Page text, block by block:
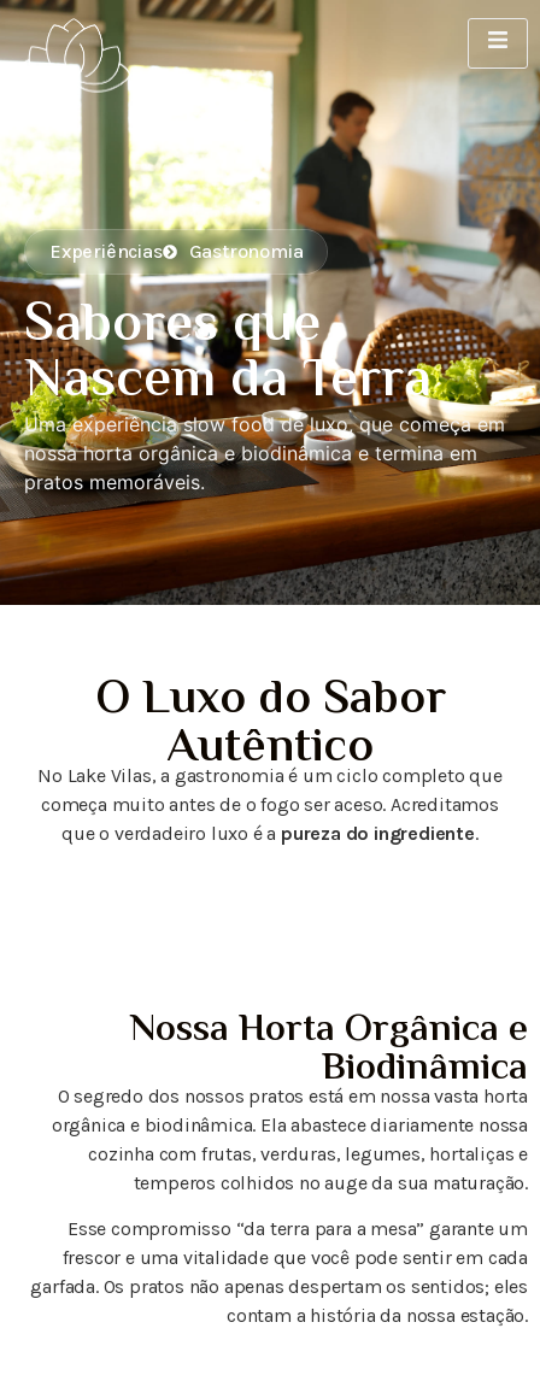
Experiências Gastronomia
Sabores que
Nascem da Terra
Uma experiência slow food de luxo, que começa em
nossa horta orgânica e biodinâmica e termina em
pratos memoráveis.
O Luxo do Sabor
Autêntico
No Lake Vilas, a gastronomia é um ciclo completo que
começa muito antes de o fogo ser aceso. Acreditamos
que o verdadeiro luxo é a pureza do ingrediente.
Nossa Horta Orgânica e
Biodinâmica
O segredo dos nossos pratos está em nossa vasta horta
orgânica e biodinâmica. Ela abastece diariamente nossa
cozinha com frutas, verduras, legumes, hortaliças e
temperos colhidos no auge da sua maturação.
Esse compromisso “da terra para a mesa” garante um
frescor e uma vitalidade que você pode sentir em cada
garfada. Os pratos não apenas despertam os sentidos; eles
contam a história da nossa estação.